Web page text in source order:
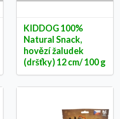
KIDDOG 100%
Natural Snack,
hovězí žaludek
(dršťky) 12 cm/ 100 g